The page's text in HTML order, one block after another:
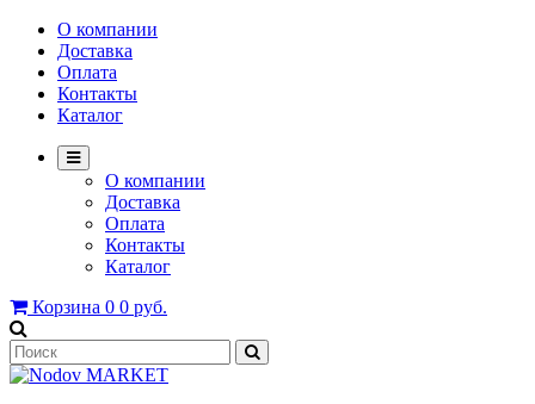
О компании
Доставка
Оплата
Контакты
Каталог
О компании
Доставка
Оплата
Контакты
Каталог
Корзина 0 0 руб.